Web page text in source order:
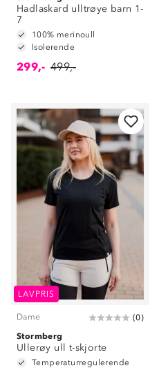
Hadlaskard ulltrøye barn 1-
7
100% merinoull
Isolerende
299,- 499,-
LAVPRIS
Dame (0)
Stormberg
Ullerøy ull t-skjorte
Temperaturregulerende